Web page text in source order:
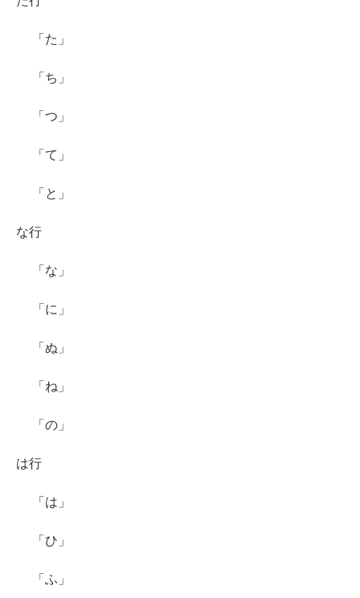
「た」
「ち」
「つ」
「て」
「と」
な行
「な」
「に」
「ぬ」
「ね」
「の」
は行
「は」
「ひ」
「ふ」